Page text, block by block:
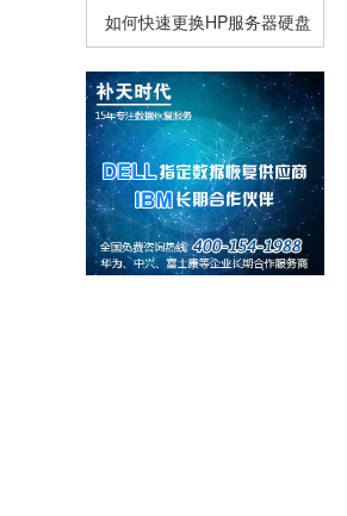
如何快速更换HP服务器硬盘